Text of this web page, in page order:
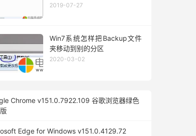
2019-07-27
Win7系统怎样把Backup文件
夹移动到别的分区
2020-03-02
Chrome v151.0.7922.109 谷歌浏览器绿色
Edge for Windows v151.0.4129.72